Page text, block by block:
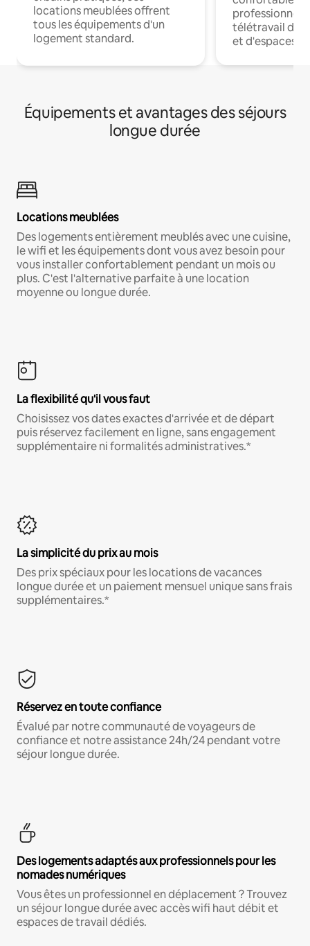
locations meublées offrent
tous les équipements d'un
logement standard.
professionnels
télétravail
et d'espaces
Équipements et avantages des séjours
longue durée
Locations meublées
Des logements entièrement meublés avec une cuisine,
le wifi et les équipements dont vous avez besoin pour
vous installer confortablement pendant un mois ou
plus. C'est l'alternative parfaite à une location
moyenne ou longue durée.
La flexibilité qu'il vous faut
Choisissez vos dates exactes d'arrivée et de départ
puis réservez facilement en ligne, sans engagement
supplémentaire ni formalités administratives.*
La simplicité du prix au mois
Des prix spéciaux pour les locations de vacances
longue durée et un paiement mensuel unique sans frais
supplémentaires.*
Réservez en toute confiance
Évalué par notre communauté de voyageurs de
confiance et notre assistance 24h/24 pendant votre
séjour longue durée.
Des logements adaptés aux professionnels pour les
nomades numériques
Vous êtes un professionnel en déplacement ? Trouvez
un séjour longue durée avec accès wifi haut débit et
espaces de travail dédiés.